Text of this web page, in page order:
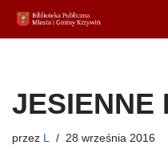
Przejdź
JESIENNE
przez L 28 września 2016